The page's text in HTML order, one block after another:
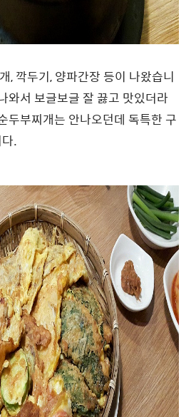
, 깍두기, 양파간장 등이 나왔습니
와서 보글보글 잘 끓고 맛있더라
두부찌개는 안나오던데 독특한 구
.